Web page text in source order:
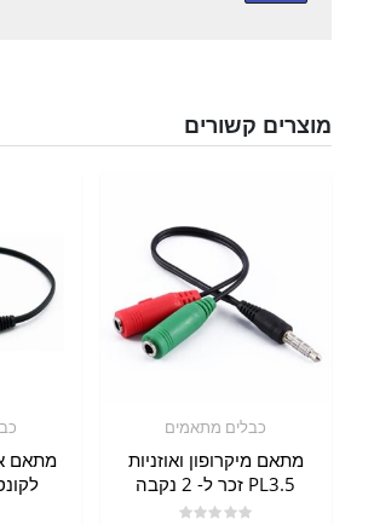
מוצרים קשורים
כבלים מתאמים
מתאם מיקרופון ואוזניות
PL3.5 זכר ל- 2 נקבה